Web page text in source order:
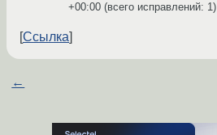
+00:00 (всего исправлений: 1)
Ссылка
←